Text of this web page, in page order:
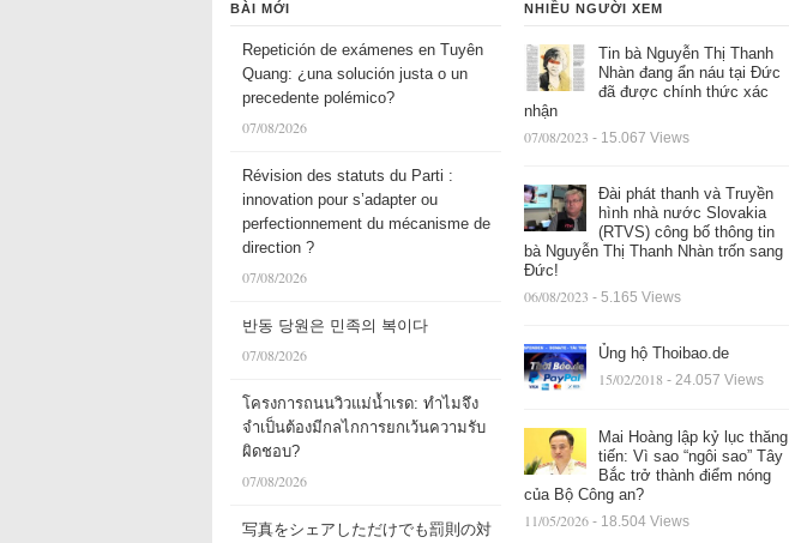
BÀI MỚI
Repetición de exámenes en Tuyên
Quang: ¿una solución justa o un
precedente polémico?
07/08/2026
Révision des statuts du Parti :
innovation pour s’adapter ou
perfectionnement du mécanisme de
direction ?
07/08/2026
반동 당원은 민족의 복이다
07/08/2026
โครงการถนนวิวแม่น้ำเรด: ทำไมจึง
จำเป็นต้องมีกลไกการยกเว้นความรับ
ผิดชอบ?
07/08/2026
写真をシェアしただけでも罰則の対
NHIỀU NGƯỜI XEM
Tin bà Nguyễn Thị Thanh
Nhàn đang ẩn náu tại Đức
đã được chính thức xác
nhận
07/08/2023 - 15.067 Views
Đài phát thanh và Truyền
hình nhà nước Slovakia
(RTVS) công bố thông tin
bà Nguyễn Thị Thanh Nhàn trốn sang
Đức!
06/08/2023 - 5.165 Views
Ủng hộ Thoibao.de
15/02/2018 - 24.057 Views
Mai Hoàng lập kỷ lục thăng
tiến: Vì sao “ngôi sao” Tây
Bắc trở thành điểm nóng
của Bộ Công an?
11/05/2026 - 18.504 Views